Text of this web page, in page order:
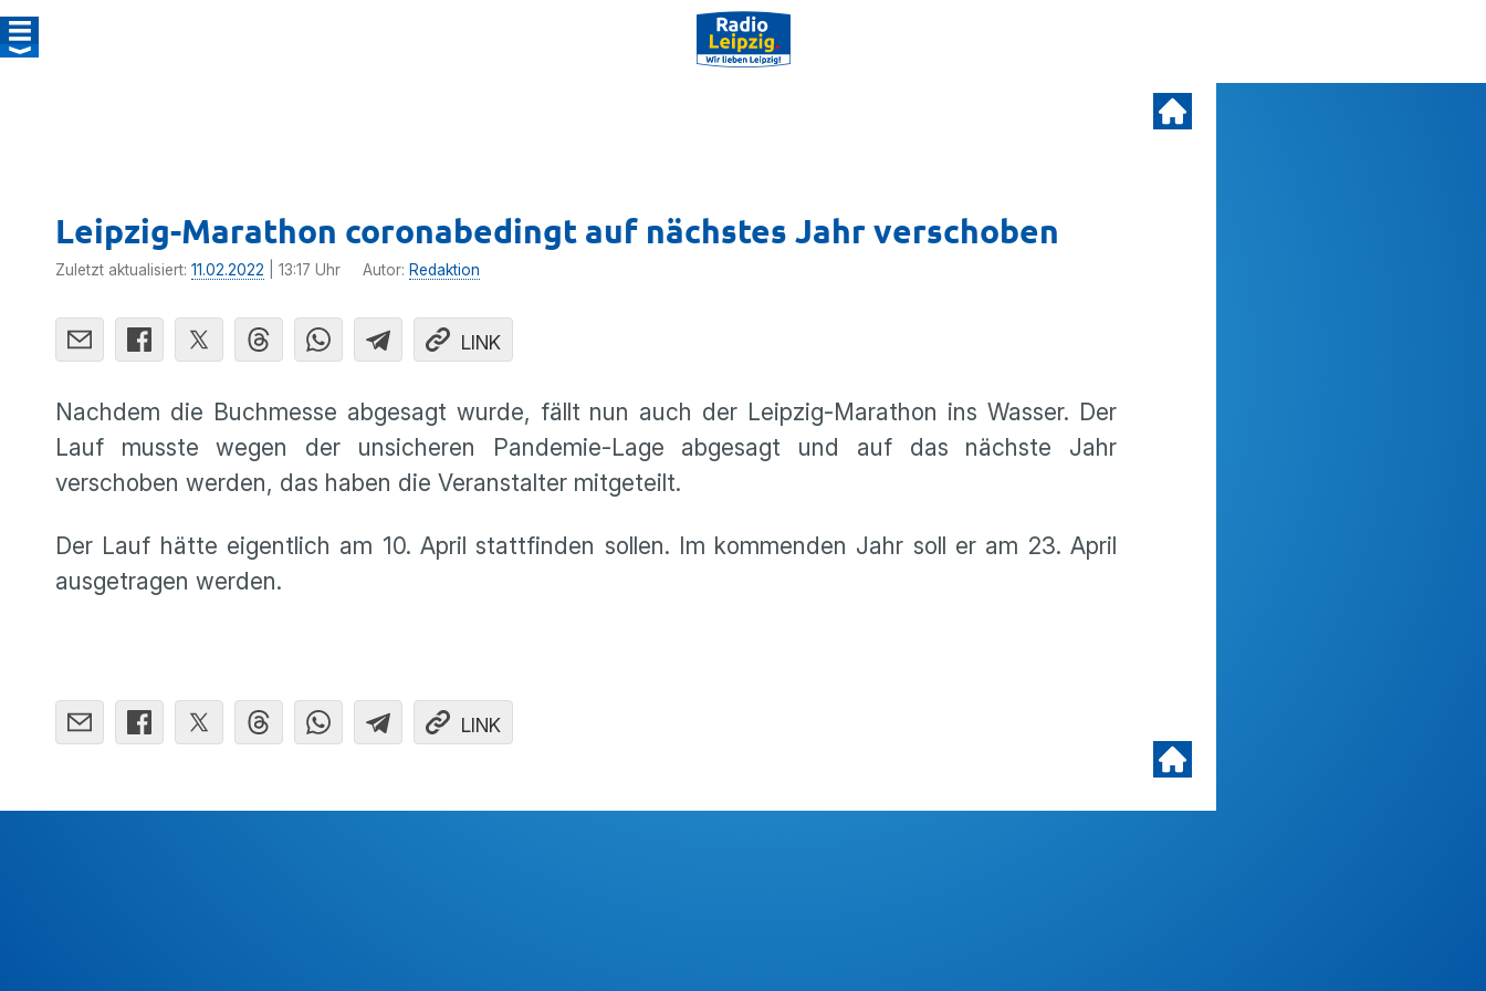
Leipzig-Marathon coronabedingt auf nächstes Jahr verschoben
Zuletzt aktualisiert: 11.02.2022 | 13:17 Uhr Autor: Redaktion
LINK
Nachdem die Buchmesse abgesagt wurde, fällt nun auch der Leipzig-Marathon ins Wasser. Der
Lauf musste wegen der unsicheren Pandemie-Lage abgesagt und auf das nächste Jahr
verschoben werden, das haben die Veranstalter mitgeteilt.
Der Lauf hätte eigentlich am 10. April stattfinden sollen. Im kommenden Jahr soll er am 23. April
ausgetragen werden.
LINK